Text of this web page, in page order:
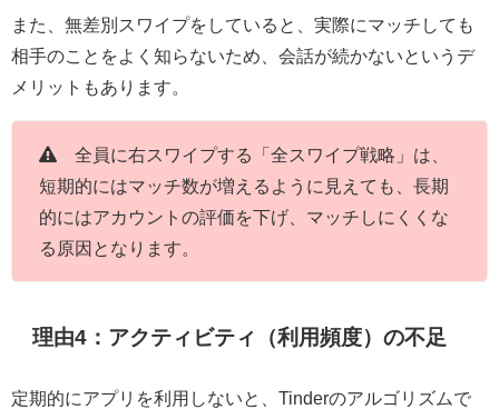
また、無差別スワイプをしていると、実際にマッチしても
相手のことをよく知らないため、会話が続かないというデ
メリットもあります。
全員に右スワイプする「全スワイプ戦略」は、
短期的にはマッチ数が増えるように見えても、長期
的にはアカウントの評価を下げ、マッチしにくくな
る原因となります。
理由4：アクティビティ（利用頻度）の不足
定期的にアプリを利用しないと、Tinderのアルゴリズムで